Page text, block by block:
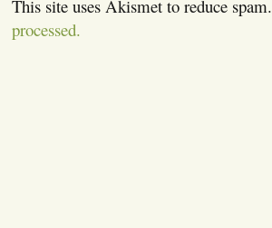
This site uses Akismet to reduce spam.
processed.